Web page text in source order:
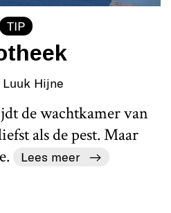
TIP
Luuk Hijne
de wachtkamer van
als de pest. Maar
Lees meer